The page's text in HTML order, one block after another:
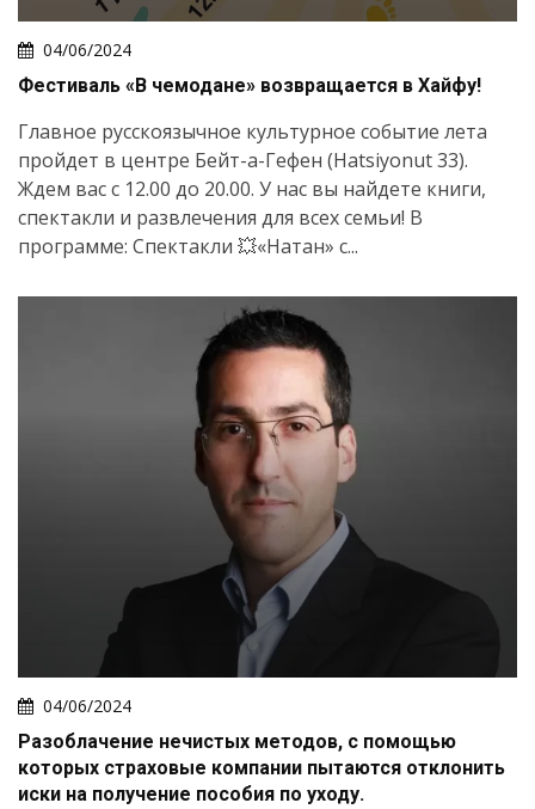
04/06/2024
Фестиваль «В чемодане» возвращается в Хайфу!
Главное русскоязычное культурное событие лета
пройдет в центре Бейт-а-Гефен (Hatsiyonut 33).
Ждем вас с 12.00 до 20.00. У нас вы найдете книги,
спектакли и развлечения для всех семьи! В
программе: Спектакли 💥«Натан» с...
04/06/2024
Разоблачение нечистых методов, с помощью
которых страховые компании пытаются отклонить
иски на получение пособия по уходу.